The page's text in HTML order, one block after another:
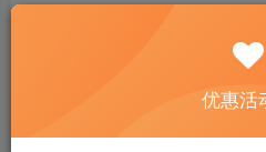
此内容为付费阅读，请付费后查看
优惠活